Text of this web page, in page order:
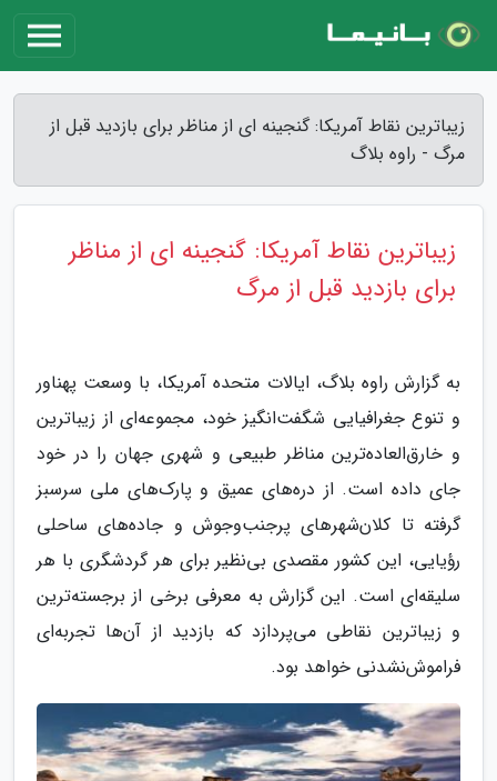
زیباترین نقاط آمریکا: گنجینه ای از مناظر برای بازدید قبل از
مرگ - راوه بلاگ
زیباترین نقاط آمریکا: گنجینه ای از مناظر
برای بازدید قبل از مرگ
به گزارش راوه بلاگ، ایالات متحده آمریکا، با وسعت پهناور
و تنوع جغرافیایی شگفت‌انگیز خود، مجموعه‌ای از زیباترین
و خارق‌العاده‌ترین مناظر طبیعی و شهری جهان را در خود
جای داده است. از دره‌های عمیق و پارک‌های ملی سرسبز
گرفته تا کلان‌شهرهای پرجنب‌وجوش و جاده‌های ساحلی
رؤیایی، این کشور مقصدی بی‌نظیر برای هر گردشگری با هر
سلیقه‌ای است. این گزارش به معرفی برخی از برجسته‌ترین
و زیباترین نقاطی می‌پردازد که بازدید از آن‌ها تجربه‌ای
فراموش‌نشدنی خواهد بود.